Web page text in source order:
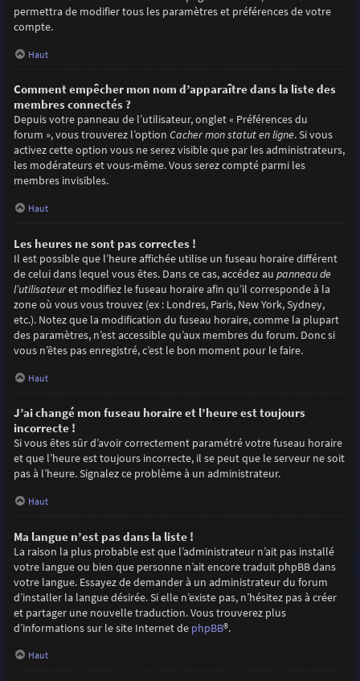
permettra de modifier tous les paramètres et préférences de votre
compte.
Haut
Comment empêcher mon nom d’apparaître dans la liste des
membres connectés ?
Depuis votre panneau de l’utilisateur, onglet « Préférences du
forum », vous trouverez l’option Cacher mon statut en ligne. Si vous
activez cette option vous ne serez visible que par les administrateurs,
les modérateurs et vous-même. Vous serez compté parmi les
membres invisibles.
Haut
Les heures ne sont pas correctes !
Il est possible que l’heure affichée utilise un fuseau horaire différent
de celui dans lequel vous êtes. Dans ce cas, accédez au panneau de
l’utilisateuret modifiez le fuseau horaire afin qu’il corresponde à la
zone où vous vous trouvez (ex : Londres, Paris, New York, Sydney,
etc.). Notez que la modification du fuseau horaire, comme la plupart
des paramètres, n’est accessible qu’aux membres du forum. Donc si
vous n’êtes pas enregistré, c’est le bon moment pour le faire.
Haut
J’ai changé mon fuseau horaire et l’heure est toujours
incorrecte !
Si vous êtes sûr d’avoir correctement paramétré votre fuseau horaire
et que l’heure est toujours incorrecte, il se peut que le serveur ne soit
pas à l’heure. Signalez ce problème à un administrateur.
Haut
Ma langue n’est pas dans la liste !
La raison la plus probable est que l’administrateur n’ait pas installé
votre langue ou bien que personne n’ait encore traduit phpBB dans
votre langue. Essayez de demander à un administrateur du forum
d’installer la langue désirée. Si elle n’existe pas, n’hésitez pas à créer
et partager une nouvelle traduction. Vous trouverez plus
d’informations sur le site Internet de phpBB®.
Haut